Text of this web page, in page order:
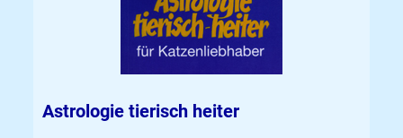
Astrologie tierisch heiter